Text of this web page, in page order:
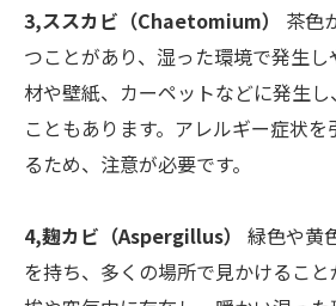
3,ススカビ（Chaetomium）
茶色
つことがあり、湿った環境で発生
材や壁紙、カーペットなどに発生
こともあります。アレルギー症状
るため、注意が必要です。
4,麹カビ（Aspergillus）
緑色や黄
を持ち、多くの場所で見かけるこ